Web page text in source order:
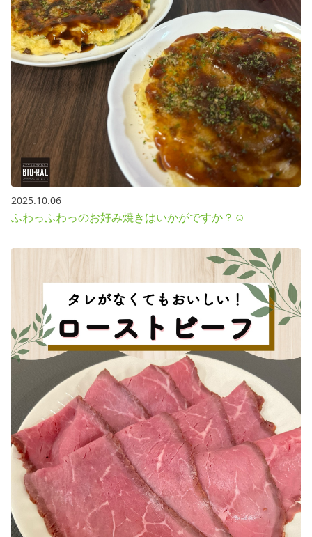
2025.10.06
ふわっふわっのお好み焼きはいかがですか？☺